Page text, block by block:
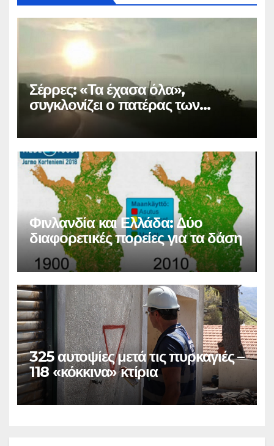
Σέρρες: «Τα έχασα όλα»,
συγκλονίζει ο πατέρας των
θυμάτων
Φινλανδία και Ελλάδα: Δύο
διαφορετικές πορείες για τα δάση
325 αυτοψίες μετά τις πυρκαγιές –
118 «κόκκινα» κτίρια